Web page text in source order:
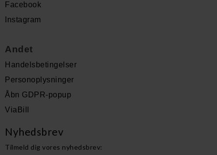
Facebook
Instagram
Andet
Handelsbetingelser
Personoplysninger
Åbn GDPR-popup
ViaBill
Nyhedsbrev
Tilmeld dig vores nyhedsbrev: